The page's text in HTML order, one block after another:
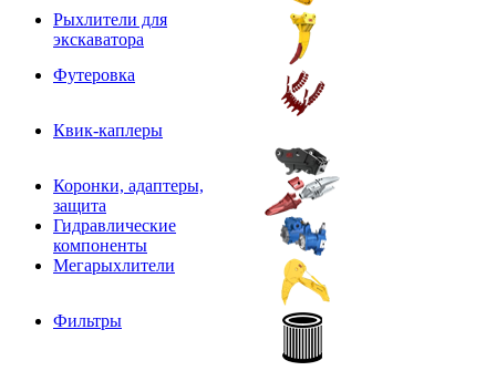
Рыхлители для
экскаватора
Футеровка
Квик-каплеры
Коронки, адаптеры,
защита
Гидравлические
компоненты
Мегарыхлители
Фильтры